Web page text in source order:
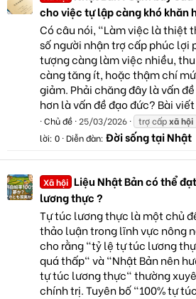
cho việc tự lập càng khó khăn
Có câu nói, "Làm việc là thiệt
số người nhận trợ cấp phúc lợi
tượng càng làm việc nhiều,
càng tăng ít, hoặc thậm chí
giảm. Phải chăng đây là vấn
hơn là vấn đề đạo đức? Bài viết
Chủ đề 25/03/2026 trợ cấpxãhội
lời: 0 Diễn đàn: Đời sống tại Nhật
Xã hội Liệu Nhật Bản có thể
lương thực ?
Tự túc lương thực là một chủ
thảo luận trong lĩnh vực nông
cho rằng "tỷ lệ tự túc lương
quá thấp" và "Nhật Bản nên
tự túc lương thực" thường
chính trị. Tuyên bố "100% tự